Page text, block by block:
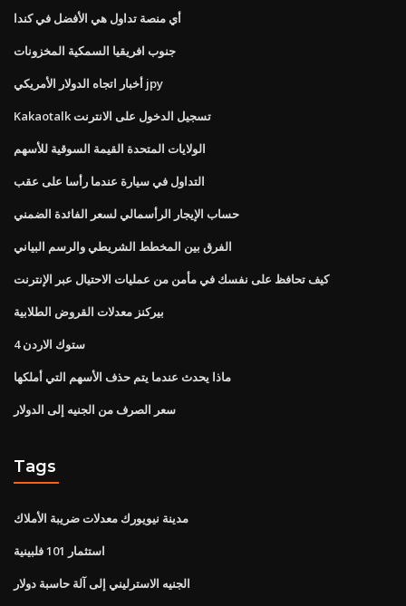
أي منصة تداول هي الأفضل في كندا
جنوب افريقيا السمكية المخزونات
أخبار اتجاه الدولار الأمريكي jpy
Kakaotalk تسجيل الدخول على الانترنت
الولايات المتحدة القيمة السوقية للأسهم
التداول في سيارة عندما رأسا على عقب
حساب الإيجار الرأسمالي لسعر الفائدة الضمني
الفرق بين المخطط الشريطي والرسم البياني
كيف تحافظ على نفسك في مأمن من عمليات الاحتيال عبر الإنترنت
بيركنز معدلات القروض الطلابية
ستوك الاردن 4
ماذا يحدث عندما يتم حذف الأسهم التي أملكها
سعر الصرف من الجنيه إلى الدولار
Tags
مدينة نيويورك معدلات ضريبة الأملاك
استثمار 101 فلبينية
الجنيه الاسترليني إلى آلة حاسبة دولار